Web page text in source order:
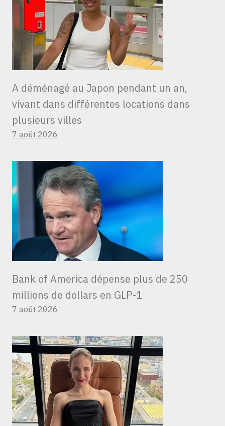
A déménagé au Japon pendant un an,
vivant dans différentes locations dans
plusieurs villes
7 août 2026
Bank of America dépense plus de 250
millions de dollars en GLP-1
7 août 2026